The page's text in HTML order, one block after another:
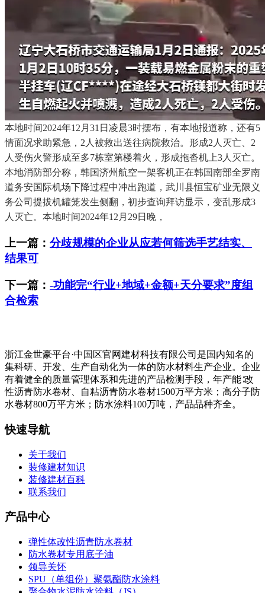
本地时间2024年12月31日凌晨3时摆布，有本地报道称，还有5
情面况求助紧急，2人被救出送往病院救治。形成2人灭亡、2
人受伤火警形成至多7栋室第楼着火，形成拖沓机上3人灭亡。
本地消防部分称，韩国济州航空一架客机正在韩国南部全罗南
道务安国际机场下降过程中冲出跑道，武川县恒宝矿业无限义
务公司提拔机罐笼发生侧翻，初步查询拜访显示，变乱形成3
人灭亡。本地时间2024年12月29日晚，
上一篇： 分歧规模的企业从应若何筛选手艺结实、
结果可
下一篇： -功能完“行业+地域+金额+天分要求”度组
合检索
浙江金世豪平台·中国区官网建材科技有限公司是国内知名的
集科研、开发、生产自动化为一体的防水材料生产企业。企业
有着健全的质量管理体系和先进的产品检测手段，年产能∶改
性沥青防水卷材、自粘沥青防水卷材1500万平方米；高分子防
水卷材800万平方米；防水涂料100万吨，产品品种齐全。
快速导航
关于我们
装修建材知识
装修建材百科
联系我们
产品中心
弹性体改性沥青防水卷材
防水卷材专用底子油
领导关怀
SPU（单组份）聚氨酯防水涂料